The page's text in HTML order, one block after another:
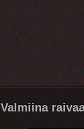
Valmiina